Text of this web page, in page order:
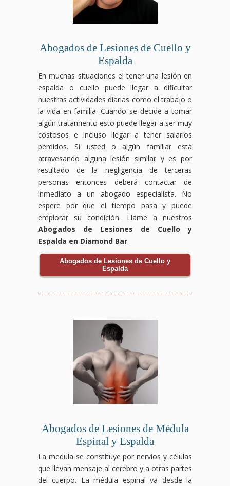
Abogados de Lesiones de Cuello y
Espalda
En muchas situaciones el tener una lesión en
espalda o cuello puede llegar a dificultar
nuestras actividades diarias como el trabajo o
la vida en familia. Cuando se decide a tomar
algún tratamiento esto puede llegar a ser muy
costosos e incluso llegar a tener salarios
perdidos. Si usted o algún familiar está
atravesando alguna lesión similar y es por
resultado de la negligencia de terceras
personas entonces deberá contactar de
inmediato a un abogado especialista. No
espere por que el tiempo pasa y puede
empiorar su condición. Llame a nuestros
Abogados de Lesiones de Cuello y
Espalda en Diamond Bar.
Abogados de Lesiones de Cuello y
Espalda
Abogados de Lesiones de Médula
Espinal y Espalda
La medula se constituye por nervios y células
que llevan mensaje al cerebro y a otras partes
del cuerpo. La médula espinal va desde la